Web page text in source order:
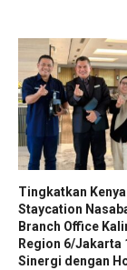
Tingkatkan
Staycation
Branch Office
Region 6/Jakarta
Sinergi dengan